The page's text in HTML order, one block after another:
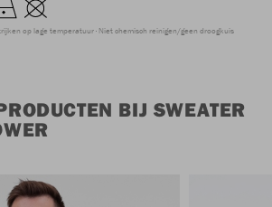
op lage temperatuur Niet chemisch reinigen/geen droogkuis
BIJ SWEATER